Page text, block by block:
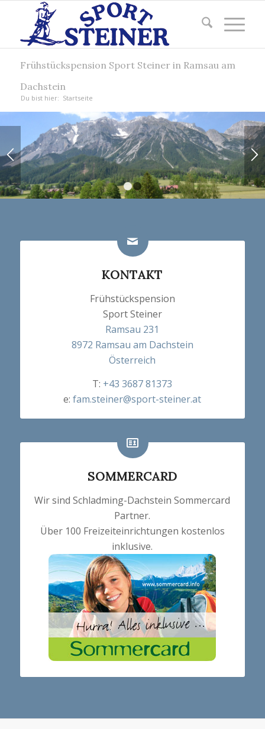
Frühstückspension Sport Steiner in Ramsau am
Dachstein
Du bist hier: Startseite
1 2
KONTAKT
Frühstückspension
Sport Steiner
Ramsau 231
8972 Ramsau am Dachstein
Österreich
T: +43 3687 81373
e:fam.steiner@sport-steiner.at
SOMMERCARD
Wir sind Schladming-Dachstein Sommercard
Partner.
Über 100 Freizeiteinrichtungen kostenlos
inklusive.